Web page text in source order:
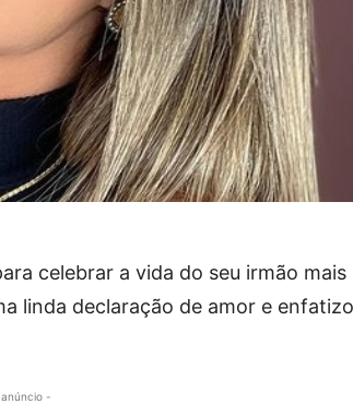
celebrar a vida do seu irmão mais
linda declaração de amor e
-